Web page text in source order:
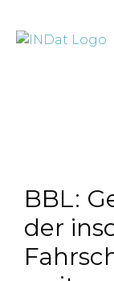
BBL:
der